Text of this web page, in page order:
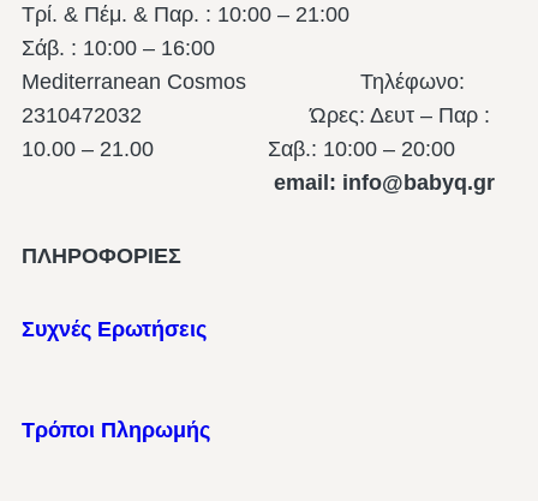
Τρί. & Πέμ. & Παρ. : 10:00 – 21:00
Σάβ. : 10:00 – 16:00
Mediterranean Cosmos Τηλέφωνο:
2310472032 Ώρες: Δευτ – Παρ :
10.00 – 21.00 Σαβ.: 10:00 – 20:00
email: info@babyq.gr
ΠΛΗΡΟΦΟΡΙΕΣ
Συχνές Ερωτήσεις
Τρόποι Πληρωμής